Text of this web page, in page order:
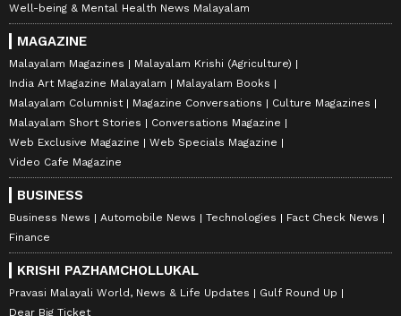
Well-being & Mental Health News Malayalam
MAGAZINE
Malayalam Magazines
Malayalam Krishi (Agriculture)
India Art Magazine Malayalam
Malayalam Books
Malayalam Columnist
Magazine Conversations
Culture Magazines
Malayalam Short Stories
Conversations Magazine
Web Exclusive Magazine
Web Specials Magazine
Video Cafe Magazine
BUSINESS
Business News Automobile News Technologies
Fact Check News
Finance
KRISHI PAZHAMCHOLLUKAL
Pravasi Malayali World, News & Life Updates
Gulf Round Up
Dear Big Ticket